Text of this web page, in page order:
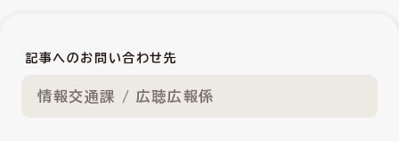
記事へのお問い合わせ先
情報交通課 / 広聴広報係